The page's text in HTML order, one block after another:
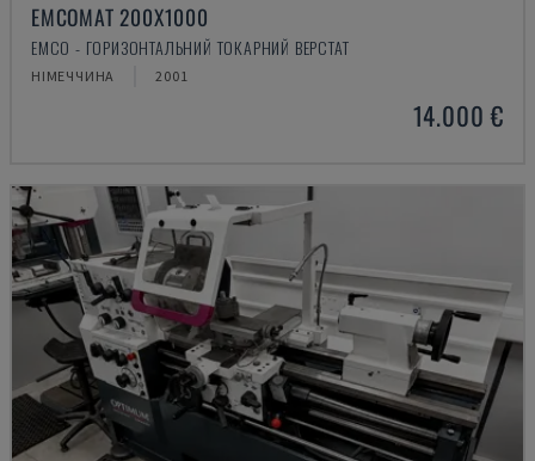
EMCOMAT 200X1000
EMCO - ГОРИЗОНТАЛЬНИЙ ТОКАРНИЙ ВЕРСТАТ
НІМЕЧЧИНА 2001
14.000 €